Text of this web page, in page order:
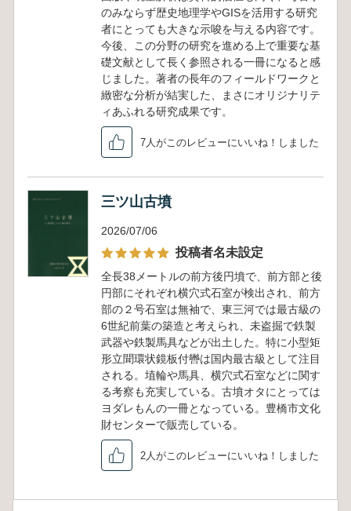
のみならず歴史地理学やGISを活用する研究
者にとっても大きな示唆を与える内容です。
今後、この分野の研究を進める上で重要な基
礎文献として長く参照される一冊になると感
じました。著者の長年のフィールドワークと
緻密な分析が結実した、まさにオリジナリテ
ィあふれる研究成果です。
7人がこのレビューにいいね！しました
三ツ山古墳
2026/07/06
投稿者名未設定
全長38メートルの前方後円墳で、前方部と後
円部にそれぞれ横穴式石室が検出され、前方
部の２号石室は無袖で、東三河では最古級の
6世紀前葉の築造と考えられ、未盗掘で鉄製
武器や鉄製馬具などが出土した。特に小型矩
形立聞環状鏡板付轡は国内最古級として注目
される。埴輪や馬具、横穴式石室などに関す
る考察も充実している。古墳オタにとっては
ヨダレもんの一冊となっている。豊橋市文化
財センターで販売している。
2人がこのレビューにいいね！しました